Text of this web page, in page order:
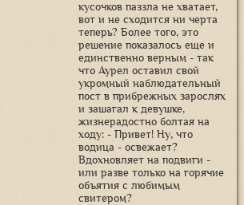
кусочков паззла не хватает,
вот и не сходится ни черта
теперь? Более того, это
решение показалось еще и
единственно верным - так
что Аурел оставил свой
укромный наблюдательный
пост в прибрежных зарослях
и зашагал к девушке,
жизнерадостно болтая на
ходу: - Привет! Ну, что
водица - освежает?
Вдохновляет на подвиги -
или разве только на горячие
объятия с любимым
свитером?